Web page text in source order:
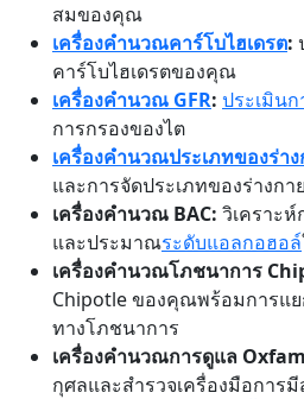
สมของคุณ
เครื่องคำนวณคาร์โบไฮเดรต:
คาร์โบไฮเดรตของคุณ
เครื่องคำนวณ GFR: ประเมิน
การกรองของไต
เครื่องคำนวณประเภทของร่าง
และการจัดประเภทของร่างก
เครื่องคำนวณ BAC: วิเคราะ
และประมาณระดับแอลกอฮอล์
เครื่องคำนวณโภชนาการ
Chipotle ของคุณพร้อมการแ
ทางโภชนาการ
เครื่องคำนวณการดูแล
กุศลและสำรวจเครื่องมือการ